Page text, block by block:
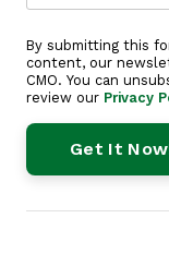
By submitting this
content, our
CMO. You can
review our Privacy